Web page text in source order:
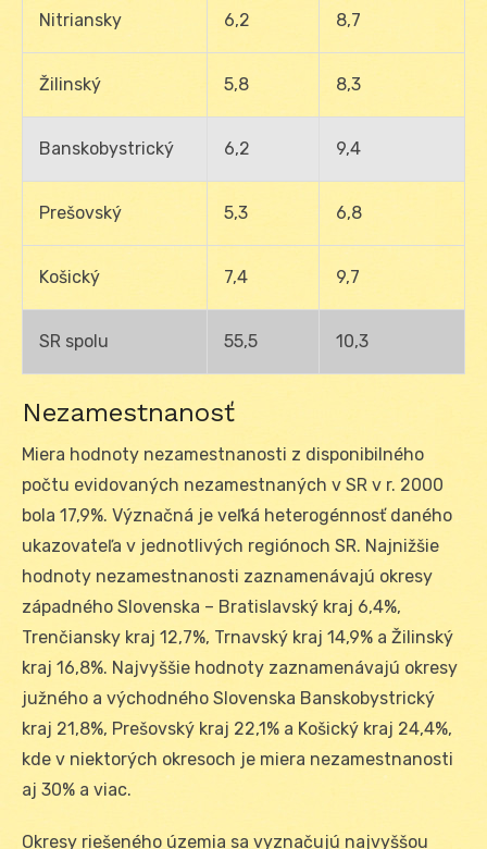
Nitriansky 6,2 8,7
Žilinský 5,8 8,3
Banskobystrický 6,2 9,4
Prešovský 5,3 6,8
Košický 7,4 9,7
SR spolu 55,5 10,3
Nezamestnanosť
Miera hodnoty nezamestnanosti z disponibilného
počtu evidovaných nezamestnaných v SR v r. 2000
bola 17,9%. Význačná je veľká heterogénnosť daného
ukazovateľa v jednotlivých regiónoch SR. Najnižšie
hodnoty nezamestnanosti zaznamenávajú okresy
západného Slovenska – Bratislavský kraj 6,4%,
Trenčiansky kraj 12,7%, Trnavský kraj 14,9% a Žilinský
kraj 16,8%. Najvyššie hodnoty zaznamenávajú okresy
južného a východného Slovenska Banskobystrický
kraj 21,8%, Prešovský kraj 22,1% a Košický kraj 24,4%,
kde v niektorých okresoch je miera nezamestnanosti
aj 30% a viac.
Okresy riešeného územia sa vyznačujú najvyššou